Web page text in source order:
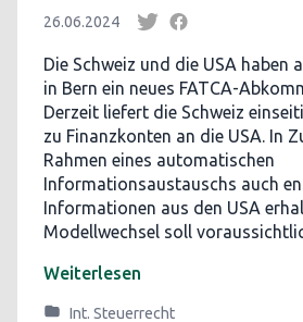
26.06.2024
Die Schweiz und die USA haben
in Bern ein neues FATCA-
Derzeit liefert die Schweiz
zu Finanzkonten an die USA. In
Rahmen eines automatischen
Informationsaustauschs auch
Informationen aus den USA
Modellwechsel soll
Weiterlesen
Int. Steuerrecht